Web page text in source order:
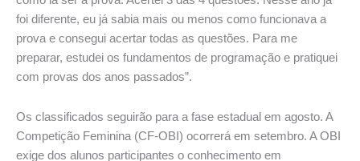
foi diferente, eu já sabia mais ou menos como funcionava a
prova e consegui acertar todas as questões. Para me
preparar, estudei os fundamentos de programação e pratiquei
com provas dos anos passados”.
Os classificados seguirão para a fase estadual em agosto. A
Competição Feminina (CF-OBI) ocorrerá em setembro. A OBI
exige dos alunos participantes o conhecimento em